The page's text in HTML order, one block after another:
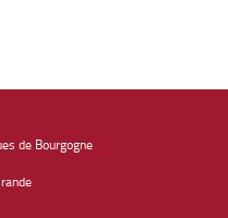
de Bourgogne